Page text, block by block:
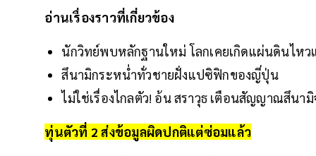
อ่านเรื่องราวที่เกี่ยวข้อง
นักวิทย์พบหลักฐานใหม่ โลกเคยเกิดแผ่นดินไหว
สึนามิกระหน่ำทั่วชายฝั่งแปซิฟิกของญี่ปุ่น
ไม่ใช่เรื่องไกลตัว! อ้น สราวุธ เตือนสัญญาณสึนา
ทุ่นตัวที่ 2 ส่งข้อมูลผิดปกติแต่ซ่อมแล้ว